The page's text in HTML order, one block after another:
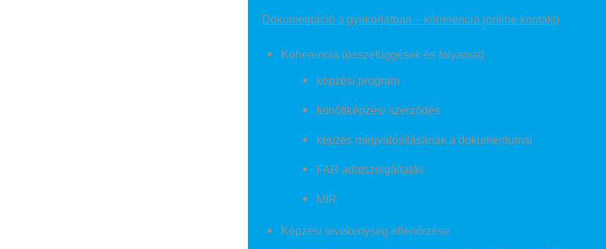
Dokumentáció a gyakorlatban – koherencia (online kontakt)
Koherencia (összefüggések és folyamat)
képzési program
felnőttképzési szerződés
képzés megvalósításának a dokumentumai
FAR adatszolgáltatás
MIR
Képzési tevékenység ellenőrzése